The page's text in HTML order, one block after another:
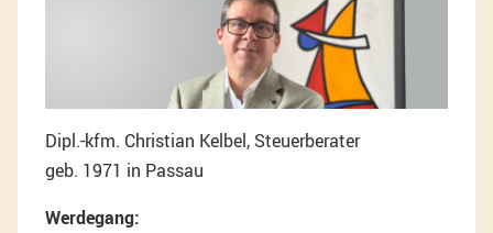
Dipl.-kfm. Christian Kelbel, Steuerberater
geb. 1971 in Passau
Werdegang: